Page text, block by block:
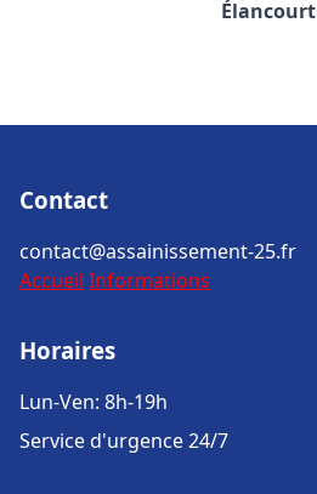
Élancourt
Contact
contact@assainissement-25.fr
Accueil Informations
Horaires
Lun-Ven: 8h-19h
Service d'urgence 24/7